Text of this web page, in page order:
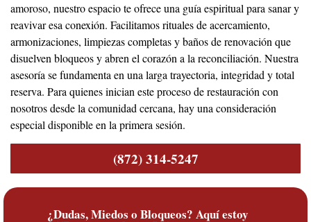
amoroso, nuestro espacio te ofrece una guía espiritual para sanar y
reavivar esa conexión. Facilitamos rituales de acercamiento,
armonizaciones, limpiezas completas y baños de renovación que
disuelven bloqueos y abren el corazón a la reconciliación. Nuestra
asesoría se fundamenta en una larga trayectoria, integridad y total
reserva. Para quienes inician este proceso de restauración con
nosotros desde la comunidad cercana, hay una consideración
especial disponible en la primera sesión.
(872) 314-5247
¿Dudas, Miedos o Bloqueos? Aquí estoy